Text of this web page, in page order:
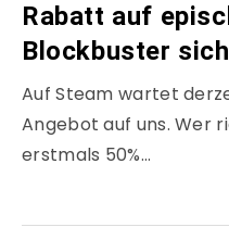
Rabatt auf
Blockbuster
Auf Steam wartet
Angebot auf uns. Wer
erstmals 50%…